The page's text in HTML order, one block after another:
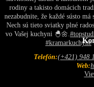
rodiny a takisto domácich
nezabudnite, že každé sústo
Nech sú tieto sviatky plné
vo Vašej kuchyni 🐣🌼.
#kramarkuchyne
Telefón:(+421) 948
Web: